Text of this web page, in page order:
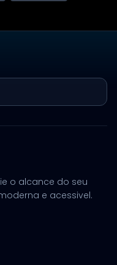
o alcance do seu
e acessivel.